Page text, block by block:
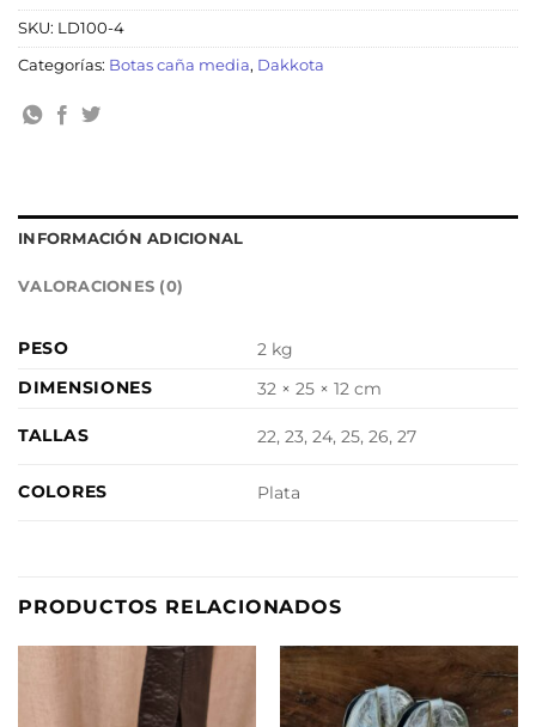
SKU: LD100-4
Categorías: Botas caña media, Dakkota
INFORMACIÓN ADICIONAL
VALORACIONES (0)
PESO
2 kg
DIMENSIONES
32 × 25 × 12 cm
TALLAS 22, 23, 24, 25, 26, 27
COLORES Plata
PRODUCTOS RELACIONADOS